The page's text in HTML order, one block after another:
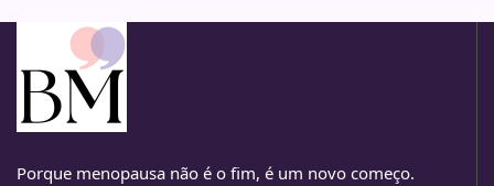
Porque menopausa não é o fim, é um novo começo.